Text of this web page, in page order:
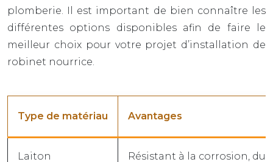
plomberie. Il est important de bien connaître les
différentes options disponibles afin de faire le
meilleur choix pour votre projet d’installation de
robinet nourrice.
Type de matériau Avantages
Laiton Résistant à la corrosion,